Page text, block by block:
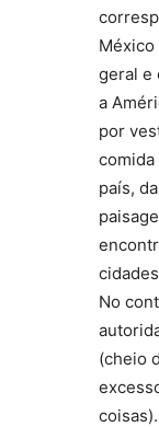
México
geral e
a
por
comida
país,
No
(cheio